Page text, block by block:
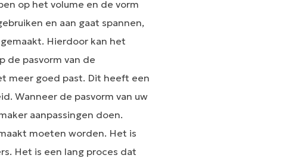
op het volume en de vorm
en aan gaat spannen,
Hierdoor kan het
de pasvorm van de
meer goed past. Dit heeft een
Wanneer de pasvorm van uw
aanpassingen doen.
moeten worden. Het is
Het is een lang proces dat